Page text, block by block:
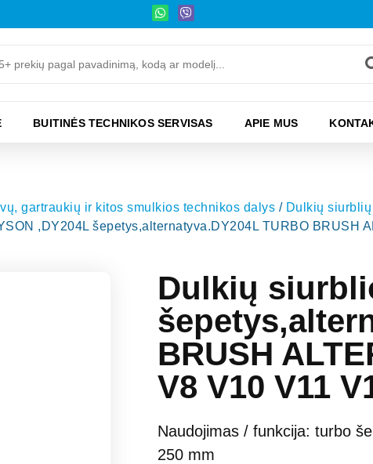
BUITINĖS TECHNIKOS SERVISAS APIE MUS
gartraukių ir kitos smulkios technikos dalys / Dulkių
,DY204L šepetys,alternatyva.DY204L TURBO BRUSH
Dulkių
BRUSH
V8 V10 V11
Naudojimas / funkcija: turbo
250 mm